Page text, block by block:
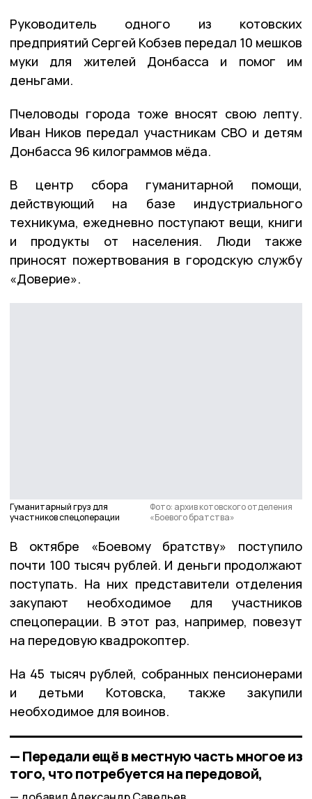
Руководитель одного из котовских
предприятий Сергей Кобзев передал 10 мешков
муки для жителей Донбасса и помог им
деньгами.
Пчеловоды города тоже вносят свою лепту.
Иван Ников передал участникам СВО и детям
Донбасса 96 килограммов мёда.
В центр сбора гуманитарной помощи,
действующий на базе индустриального
техникума, ежедневно поступают вещи, книги
и продукты от населения. Люди также
приносят пожертвования в городскую службу
«Доверие».
Гуманитарный груз для
участников спецоперации
Фото: архив котовского отделения
«Боевого братства»
В октябре «Боевому братству» поступило
почти 100 тысяч рублей. И деньги продолжают
поступать. На них представители отделения
закупают необходимое для участников
спецоперации. В этот раз, например, повезут
на передовую квадрокоптер.
На 45 тысяч рублей, собранных пенсионерами
и детьми Котовска, также закупили
необходимое для воинов.
— Передали ещё в местную часть многое из
того, что потребуется на передовой,